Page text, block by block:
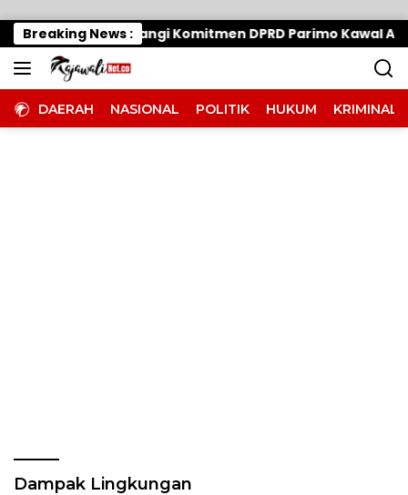
Breaking News :
Tak Halangi Komitmen DPRD Parimo Kawal
DAERAH NASIONAL POLITIK HUKUM KRIMINAL
Dampak Lingkungan